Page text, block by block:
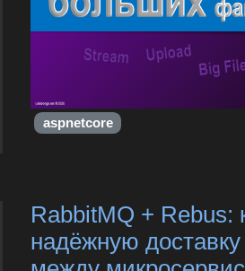
aspnetcore
RabbitMQ + Rebus:
надёжную